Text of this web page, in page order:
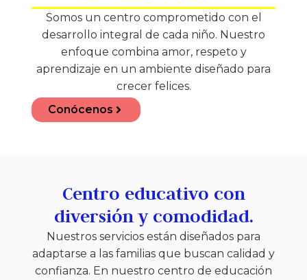
Somos un centro comprometido con el
desarrollo integral de cada niño. Nuestro
enfoque combina amor, respeto y
aprendizaje en un ambiente diseñado para
crecer felices.
Conócenos
Centro educativo con
diversión y comodidad.
Nuestros servicios están diseñados para
adaptarse a las familias que buscan calidad y
confianza. En nuestro centro de educación